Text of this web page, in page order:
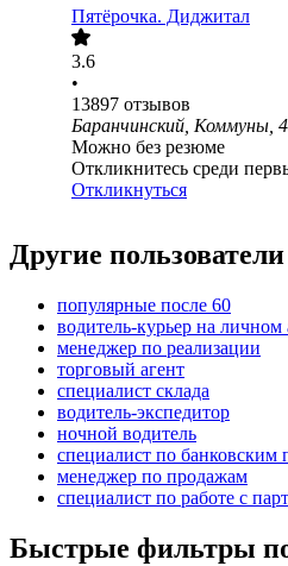
Пятёрочка. Диджитал
3.6
•
13897 отзывов
Баранчинский, Коммуны,
Можно без резюме
Откликнитесь среди
Откликнуться
Другие
популярные после 60
водитель-курьер на личном
менеджер по реализации
торговый агент
специалист склада
водитель-экспедитор
ночной водитель
специалист по банковским
менеджер по продажам
специалист по работе с
Быстрые фильтры